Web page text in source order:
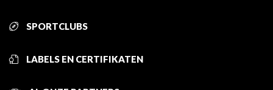
SPORTCLUBS
LABELS EN CERTIFIKATEN